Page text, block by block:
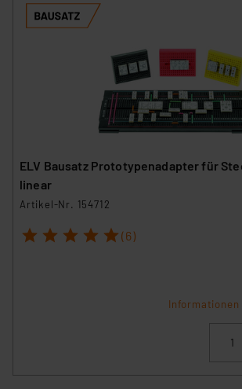
Impressum|Datenschutzerklärung
ELV Bausatz Prototypenadapter für
linear
Artikel-Nr. 154712
1 2 3 4 5 (6)
Informationen